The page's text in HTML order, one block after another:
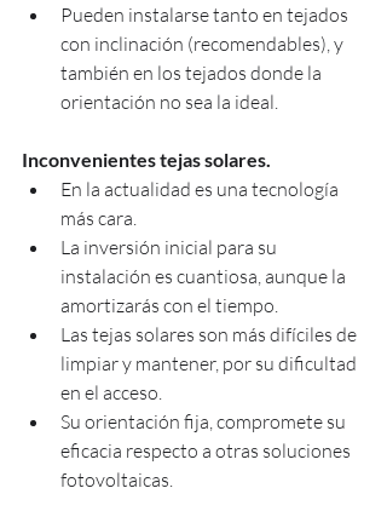
Pueden instalarse tanto en tejados
con inclinación (recomendables), y
también en los tejados donde la
orientación no sea la ideal.
Inconvenientes tejas solares.
En la actualidad es una tecnología
más cara.
La inversión inicial para su
instalación es cuantiosa, aunque la
amortizarás con el tiempo.
Las tejas solares son más difíciles de
limpiar y mantener, por su dificultad
en el acceso.
Su orientación fija, compromete su
eficacia respecto a otras soluciones
fotovoltaicas.